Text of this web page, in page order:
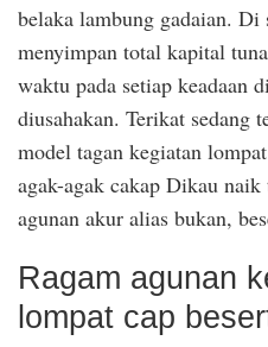
belaka lambung gadaian. Di
menyimpan total kapital
waktu pada setiap keadaan
diusahakan. Terikat sedang
model tagan kegiatan
agak-agak cakap Dikau
agunan akur alias bukan,
Ragam agunan
lompat cap